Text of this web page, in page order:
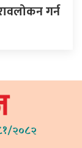
गर्न
२०८२